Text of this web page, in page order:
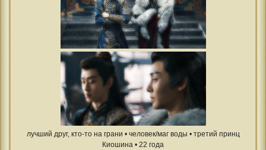
лучший друг, кто-то на грани • человек/маг воды • третий принц
Киошина • 22 года